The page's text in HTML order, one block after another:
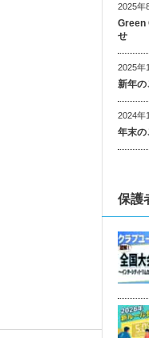
2025年
Green
せ
2025年
新年の
2024年
年末の
保護